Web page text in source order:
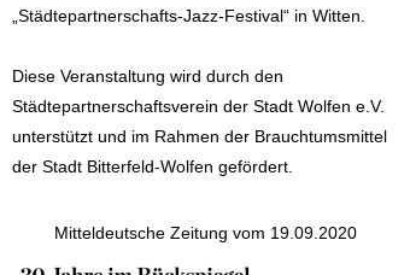
„Städtepartnerschafts-Jazz-Festival“ in Witten.
Diese Veranstaltung wird durch den
Städtepartnerschaftsverein der Stadt Wolfen e.V.
unterstützt und im Rahmen der Brauchtumsmittel
der Stadt Bitterfeld-Wolfen gefördert.
Mitteldeutsche Zeitung vom 19.09.2020